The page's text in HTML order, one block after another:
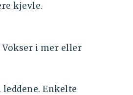
kjevle.
Vokser i mer eller
Enkelte